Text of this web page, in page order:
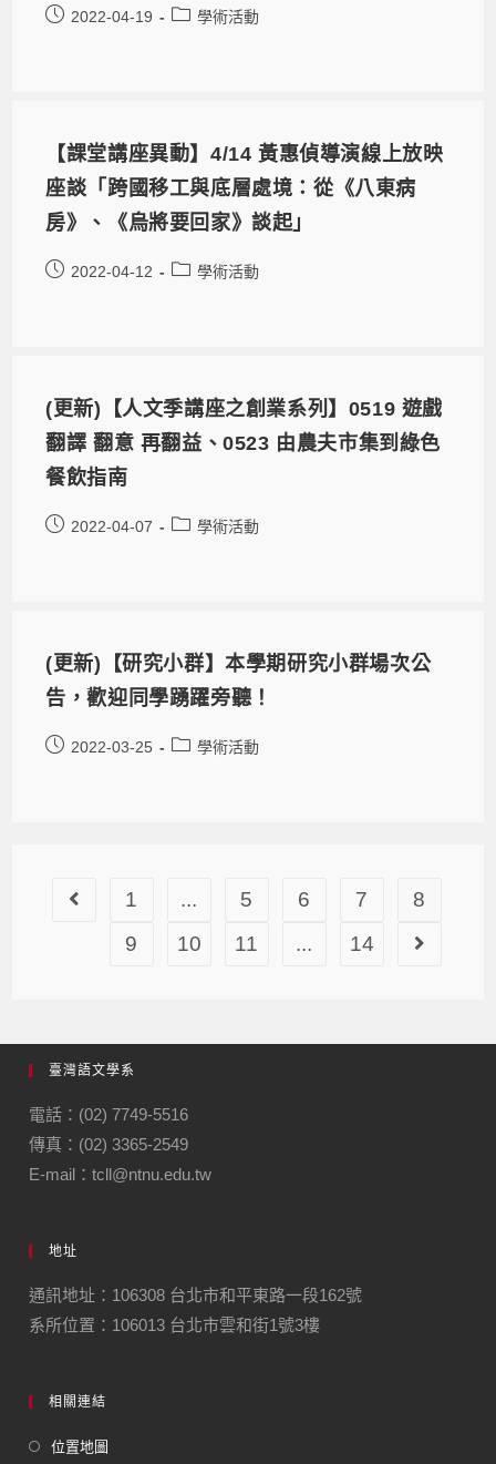
2022-04-19 學術活動
【課堂講座異動】4/14 黃惠偵導演線上放映
座談「跨國移工與底層處境：從《八東病
房》、《烏將要回家》談起」
2022-04-12 學術活動
(更新)【人文季講座之創業系列】0519 遊戲
翻譯 翻意 再翻益、0523 由農夫市集到綠色
餐飲指南
2022-04-07 學術活動
(更新)【研究小群】本學期研究小群場次公
告，歡迎同學踴躍旁聽！
2022-03-25 學術活動
1 ... 5 6 7
8
9
10 11 ... 14
臺灣語文學系
電話：(02) 7749-5516
傳真：(02) 3365-2549
E-mail：tcll@ntnu.edu.tw
地址
通訊地址：106308 台北市和平東路一段162號
系所位置：106013 台北市雲和街1號3樓
相關連結
位置地圖